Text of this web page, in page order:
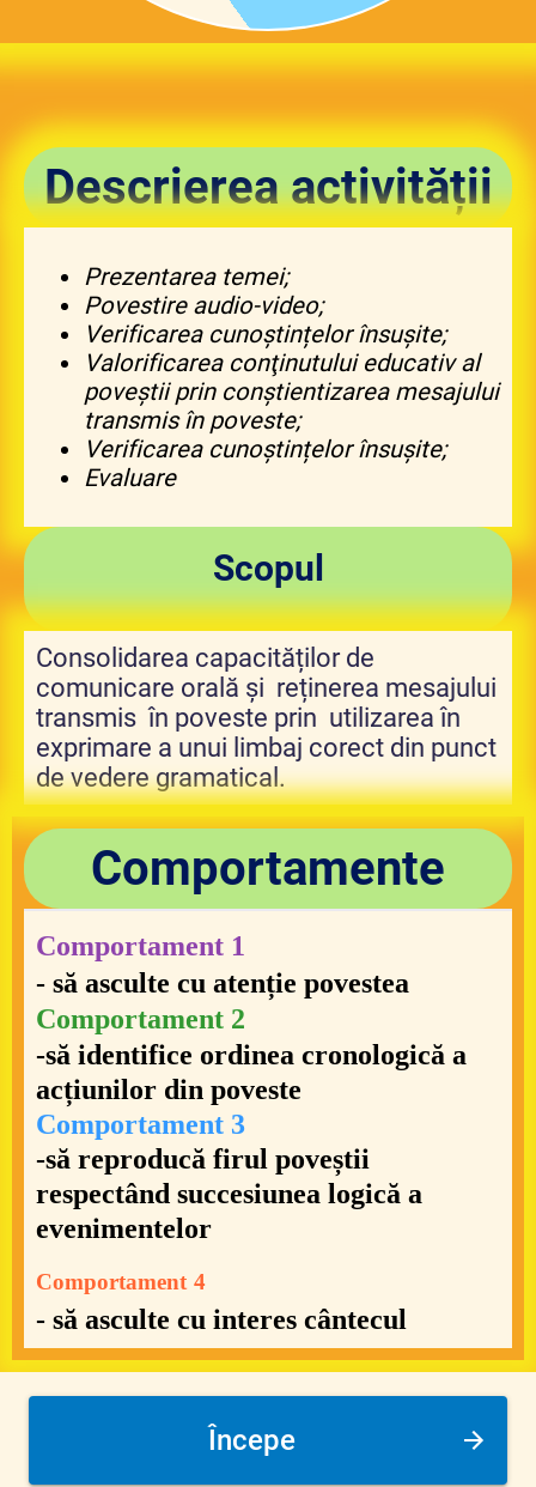
Descrierea activității
Prezentarea temei;
Povestire audio-video;
Verificarea cunoștințelor însușite;
Valorificarea conţinutului educativ al
poveştii prin conștientizarea mesajului
transmis în poveste;
Verificarea cunoștințelor însușite;
Evaluare
Scopul
Consolidarea capacităților de
comunicare orală și reținerea mesajului
transmis în poveste prin utilizarea în
exprimare a unui limbaj corect din punct
de vedere gramatical.
Comportamente
Comportament 1
- să asculte cu atenție povestea
Comportament 2
-să identifice ordinea cronologică a
acțiunilor din poveste
Comportament 3
-să reproducă firul poveștii
respectând succesiunea logică a
evenimentelor
Comportament 4
- să asculte cu interes cântecul
Începe